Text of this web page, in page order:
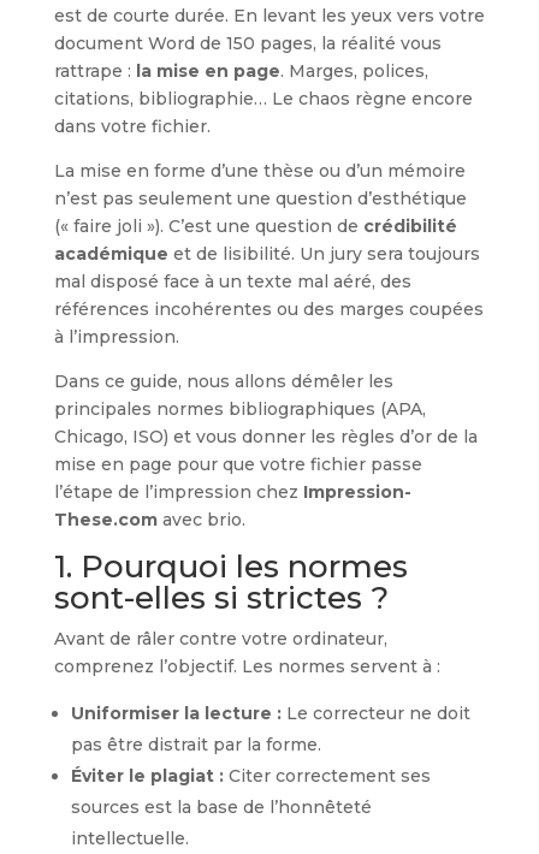
est de courte durée. En levant les yeux vers votre
document Word de 150 pages, la réalité vous
rattrape : la mise en page. Marges, polices,
citations, bibliographie… Le chaos règne encore
dans votre fichier.
La mise en forme d’une thèse ou d’un mémoire
n’est pas seulement une question d’esthétique
(« faire joli »). C’est une question de crédibilité
académique et de lisibilité. Un jury sera toujours
mal disposé face à un texte mal aéré, des
références incohérentes ou des marges coupées
à l’impression.
Dans ce guide, nous allons démêler les
principales normes bibliographiques (APA,
Chicago, ISO) et vous donner les règles d’or de la
mise en page pour que votre fichier passe
l’étape de l’impression chez Impression-
These.comavec brio.
1. Pourquoi les normes
sont-elles si strictes ?
Avant de râler contre votre ordinateur,
comprenez l’objectif. Les normes servent à :
Uniformiser la lecture :Le correcteur ne doit
pas être distrait par la forme.
Éviter le plagiat :Citer correctement ses
sources est la base de l’honnêteté
intellectuelle.